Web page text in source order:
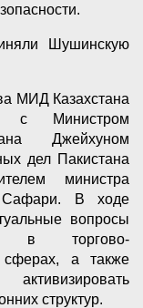
Шушинскую
МИД Казахстана
с Министром
Джейхуном
дел Пакистана
министра
Сафари. В ходе
вопросы
в торгово-
сферах, а также
структур.